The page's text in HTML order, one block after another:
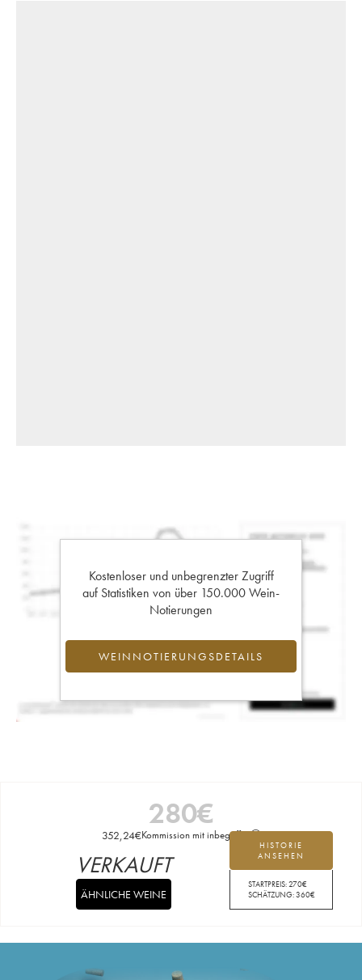
Kostenloser und unbegrenzter Zugriff
auf Statistiken von über 150.000 Wein-
Notierungen
WEINNOTIERUNGSDETAILS
280€
352,24€Kommission mit inbegriffen
HISTORIE
ANSEHEN
STARTPREIS:270€
SCHÄTZUNG:360€
VERKAUFT
ÄHNLICHE WEINE